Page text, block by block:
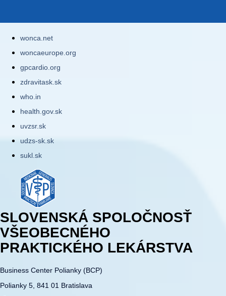
wonca.net
woncaeurope.org
gpcardio.org
zdravitask.sk
who.in
health.gov.sk
uvzsr.sk
udzs-sk.sk
sukl.sk
SLOVENSKÁ SPOLOČNOSŤ
VŠEOBECNÉHO
PRAKTICKÉHO LEKÁRSTVA
Business Center Polianky (BCP)
Polianky 5, 841 01 Bratislava